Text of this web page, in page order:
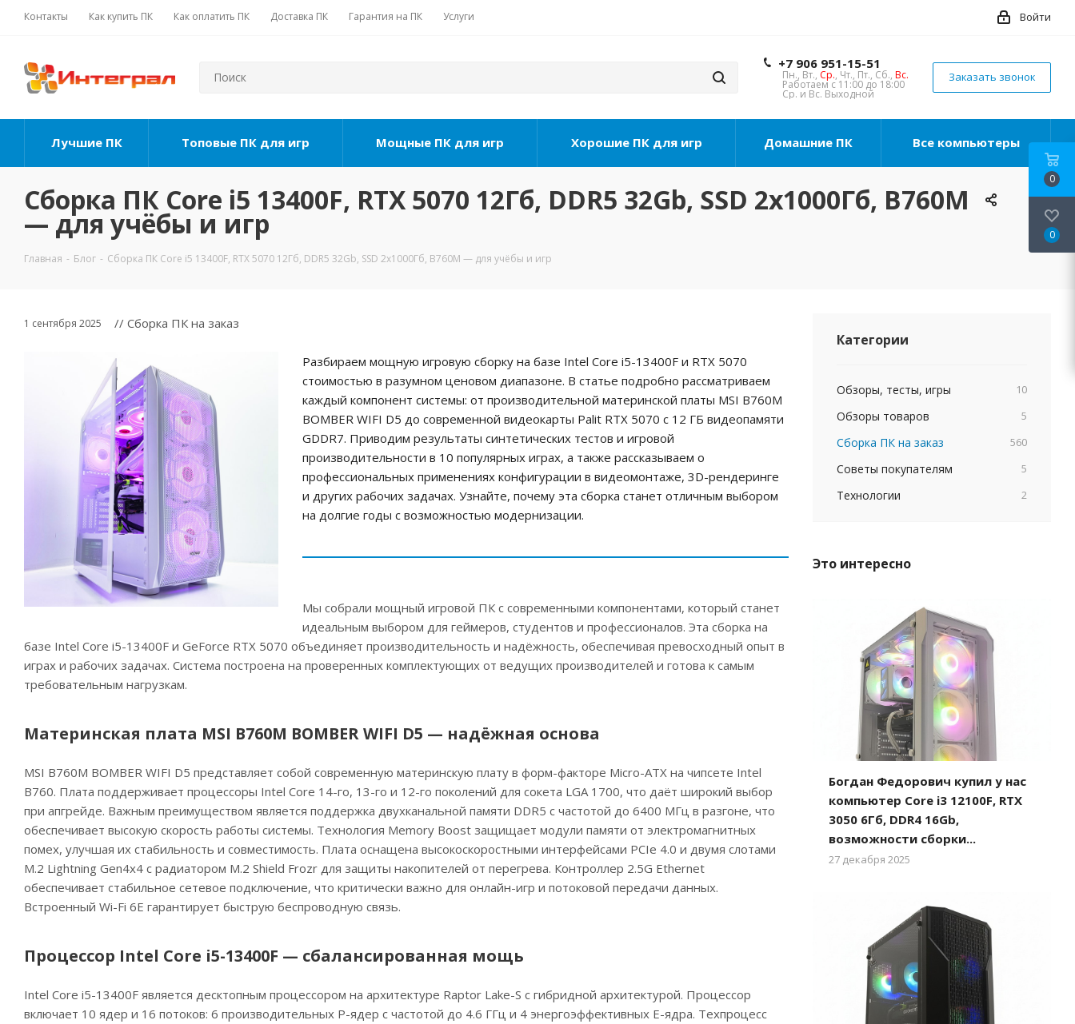
Контакты Как купить ПК Как оплатить ПК Доставка ПК Гарантия на ПК Услуги Войти
+7 906 951-15-51
Пн., Вт., Ср., Чт., Пт., Сб., Вс.
Работаем с 11:00 до 18:00
Ср. и Вс. Выходной
Заказать звонок
Лучшие ПК Топовые ПК для игр Мощные ПК для игр Хорошие ПК для игр Домашние ПК Все компьютеры
Сборка ПК Core i5 13400F, RTX 5070 12Гб, DDR5 32Gb, SSD 2х1000Гб, B760M
— для учёбы и игр
Главная - Блог - Сборка ПК Core i5 13400F, RTX 5070 12Гб, DDR5 32Gb, SSD 2х1000Гб, B760M — для учёбы и игр
1 сентября 2025 // Сборка ПК на заказ
Разбираем мощную игровую сборку на базе Intel Core i5-13400F и RTX 5070
стоимостью в разумном ценовом диапазоне. В статье подробно рассматриваем
каждый компонент системы: от производительной материнской платы MSI B760M
BOMBER WIFI D5 до современной видеокарты Palit RTX 5070 с 12 ГБ видеопамяти
GDDR7. Приводим результаты синтетических тестов и игровой
производительности в 10 популярных играх, а также рассказываем о
профессиональных применениях конфигурации в видеомонтаже, 3D-рендеринге
и других рабочих задачах. Узнайте, почему эта сборка станет отличным выбором
на долгие годы с возможностью модернизации.
Мы собрали мощный игровой ПК с современными компонентами, который станет
идеальным выбором для геймеров, студентов и профессионалов. Эта сборка на
базе Intel Core i5-13400F и GeForce RTX 5070 объединяет производительность и надёжность, обеспечивая превосходный опыт в
играх и рабочих задачах. Система построена на проверенных комплектующих от ведущих производителей и готова к самым
требовательным нагрузкам.
Материнская плата MSI B760M BOMBER WIFI D5 — надёжная основа
MSI B760M BOMBER WIFI D5 представляет собой современную материнскую плату в форм-факторе Micro-ATX на чипсете Intel
B760. Плата поддерживает процессоры Intel Core 14-го, 13-го и 12-го поколений для сокета LGA 1700, что даёт широкий выбор
при апгрейде. Важным преимуществом является поддержка двухканальной памяти DDR5 с частотой до 6400 МГц в разгоне, что
обеспечивает высокую скорость работы системы. Технология Memory Boost защищает модули памяти от электромагнитных
помех, улучшая их стабильность и совместимость. Плата оснащена высокоскоростными интерфейсами PCIe 4.0 и двумя слотами
M.2 Lightning Gen4x4 с радиатором M.2 Shield Frozr для защиты накопителей от перегрева. Контроллер 2.5G Ethernet
обеспечивает стабильное сетевое подключение, что критически важно для онлайн-игр и потоковой передачи данных.
Встроенный Wi-Fi 6E гарантирует быструю беспроводную связь.
Процессор Intel Core i5-13400F — сбалансированная мощь
Intel Core i5-13400F является десктопным процессором на архитектуре Raptor Lake-S с гибридной архитектурой. Процессор
включает 10 ядер и 16 потоков: 6 производительных P-ядер с частотой до 4.6 ГГц и 4 энергоэффективных E-ядра. Техпроцесс
Категории
Обзоры, тесты, игры 10
Обзоры товаров 5
Сборка ПК на заказ 560
Советы покупателям 5
Технологии 2
Это интересно
Богдан Федорович купил у нас
компьютер Core i3 12100F, RTX
3050 6Гб, DDR4 16Gb,
возможности сборки...
27 декабря 2025
0
0